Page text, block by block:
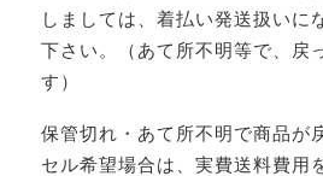
しましては、着払い発送扱いに
下さい。（あて所不明等で、戻
す）
保管切れ・あて所不明で商品が
セル希望場合は、実費送料費用